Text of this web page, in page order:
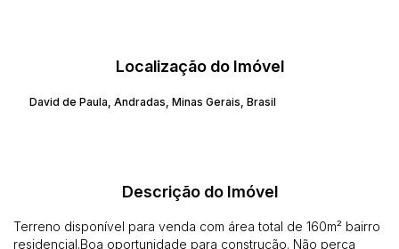
Localização do Imóvel
David de Paula Andradas Minas Gerais Brasil
Descrição do Imóvel
Terreno disponível para venda com área total de 160m² bairro
residencial.Boa oportunidade para construção. Não perca